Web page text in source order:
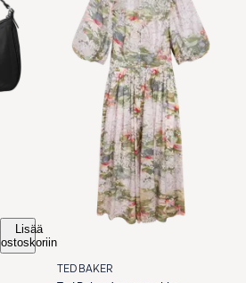
Lisää
ostoskoriin
TED BAKER